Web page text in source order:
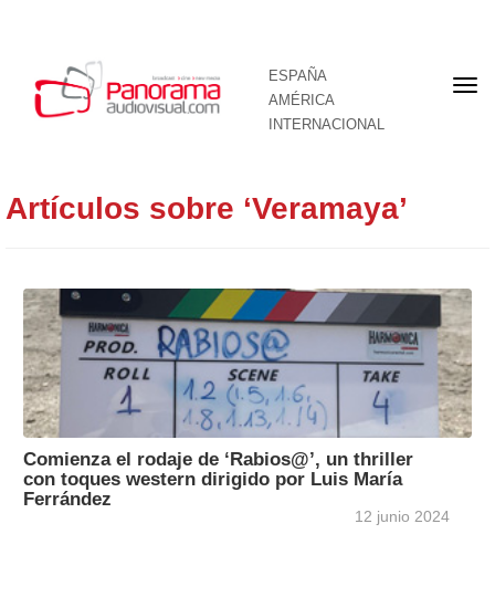
ESPAÑA
AMÉRICA
INTERNACIONAL
Artículos sobre ‘Veramaya’
Comienza el rodaje de ‘Rabios@’, un thriller
con toques western dirigido por Luis María
Ferrández
12 junio 2024